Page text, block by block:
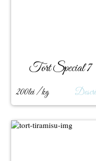
Tort Special 7
200lei / kg